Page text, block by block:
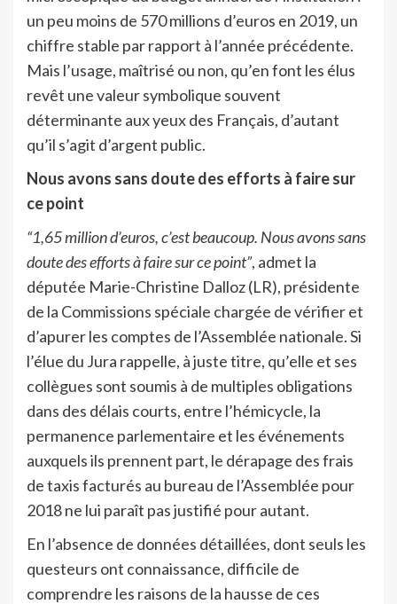
un peu moins de 570 millions d’euros en 2019, un
chiffre stable par rapport à l’année précédente.
Mais l’usage, maîtrisé ou non, qu’en font les élus
revêt une valeur symbolique souvent
déterminante aux yeux des Français, d’autant
qu’il s’agit d’argent public.
Nous avons sans doute des efforts à faire sur
ce point
“1,65 million d’euros, c’est beaucoup. Nous avons sans
doute des efforts à faire sur ce point”, admet la
députée Marie-Christine Dalloz (LR), présidente
de la Commissions spéciale chargée de vérifier et
d’apurer les comptes de l’Assemblée nationale. Si
l’élue du Jura rappelle, à juste titre, qu’elle et ses
collègues sont soumis à de multiples obligations
dans des délais courts, entre l’hémicycle, la
permanence parlementaire et les événements
auxquels ils prennent part, le dérapage des frais
de taxis facturés au bureau de l’Assemblée pour
2018 ne lui paraît pas justifié pour autant.
En l’absence de données détaillées, dont seuls les
questeurs ont connaissance, difficile de
comprendre les raisons de la hausse de ces